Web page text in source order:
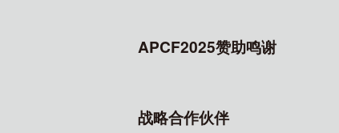
APCF2025赞助鸣谢
战略合作伙伴